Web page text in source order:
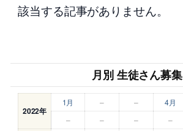
該当する記事がありません。
月別 生徒さん募集
2022年
1月 – – 4月
–
– – –